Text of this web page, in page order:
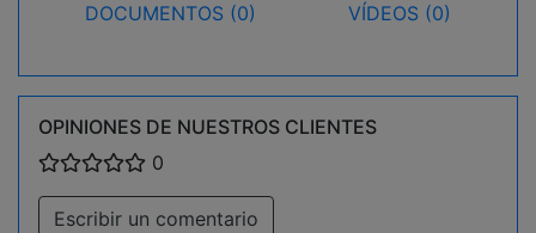
DOCUMENTOS (0)
VÍDEOS (0)
OPINIONES DE NUESTROS CLIENTES
0
Escribir un comentario